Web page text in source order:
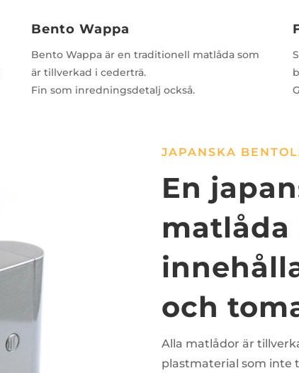
Bento Wappa
Bento Wappa är en traditionell matlåda som
är tillverkad i cederträ.
Fin som inredningsdetalj också.
JAPANSKA
En
matlåda
och
Alla matlådor är
plastmaterial som inte